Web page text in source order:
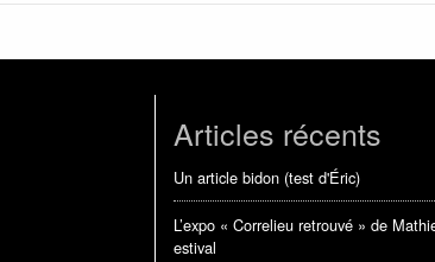
Articles récents
Un article bidon (test d'Éric)
L’expo « Correlieu retrouvé » de
estival